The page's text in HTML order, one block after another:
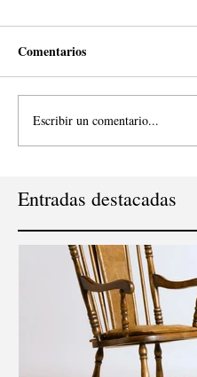
Comentarios
Escribir un comentario...
Entradas destacadas